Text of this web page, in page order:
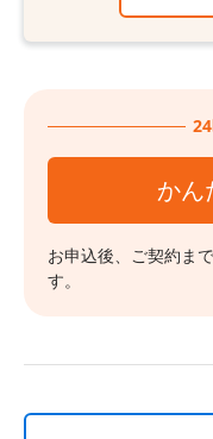
かん
お申込後、ご契約ま
す。